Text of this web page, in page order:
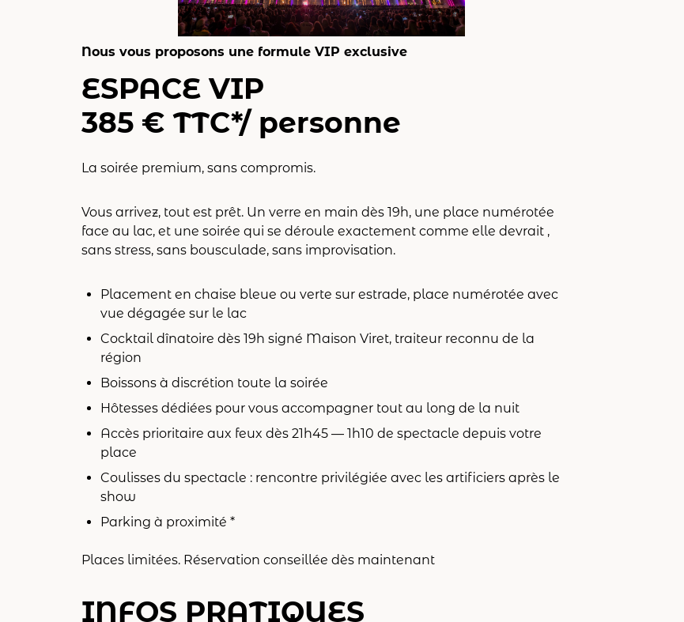
Nous vous proposons une formule VIP exclusive
ESPACE VIP
385 € TTC*/ personne
La soirée premium, sans compromis.
Vous arrivez, tout est prêt. Un verre en main dès 19h, une place numérotée
face au lac, et une soirée qui se déroule exactement comme elle devrait ,
sans stress, sans bousculade, sans improvisation.
Placement en chaise bleue ou verte sur estrade, place numérotée avec
vue dégagée sur le lac
Cocktail dînatoire dès 19h signé Maison Viret, traiteur reconnu de la
région
Boissons à discrétion toute la soirée
Hôtesses dédiées pour vous accompagner tout au long de la nuit
Accès prioritaire aux feux dès 21h45 — 1h10 de spectacle depuis votre
place
Coulisses du spectacle : rencontre privilégiée avec les artificiers après le
show
Parking à proximité *
Places limitées. Réservation conseillée dès maintenant
INFOS PRATIQUES